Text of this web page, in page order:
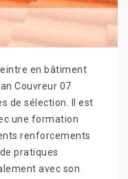
en bâtiment
Couvreur 07
de sélection. Il est
une formation
renforcements
pratiques
avec son